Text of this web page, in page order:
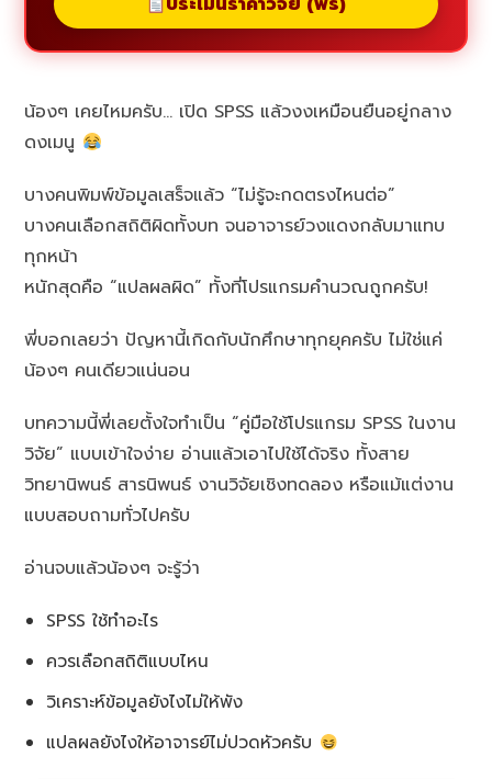
น้องๆ เคยไหมครับ… เปิด SPSS แล้วงงเหมือนยืนอยู่กลาง
ดงเมนู
บางคนพิมพ์ข้อมูลเสร็จแล้ว “ไม่รู้จะกดตรงไหนต่อ”
บางคนเลือกสถิติผิดทั้งบท จนอาจารย์วงแดงกลับมาแทบ
ทุกหน้า
หนักสุดคือ “แปลผลผิด” ทั้งที่โปรแกรมคำนวณถูกครับ!
พี่บอกเลยว่า ปัญหานี้เกิดกับนักศึกษาทุกยุคครับ ไม่ใช่แค่
น้องๆ คนเดียวแน่นอน
บทความนี้พี่เลยตั้งใจทำเป็น “คู่มือใช้โปรแกรม SPSS ในงาน
วิจัย” แบบเข้าใจง่าย อ่านแล้วเอาไปใช้ได้จริง ทั้งสาย
วิทยานิพนธ์ สารนิพนธ์ งานวิจัยเชิงทดลอง หรือแม้แต่งาน
แบบสอบถามทั่วไปครับ
อ่านจบแล้วน้องๆ จะรู้ว่า
SPSS ใช้ทำอะไร
ควรเลือกสถิติแบบไหน
วิเคราะห์ข้อมูลยังไงไม่ให้พัง
แปลผลยังไงให้อาจารย์ไม่ปวดหัวครับ